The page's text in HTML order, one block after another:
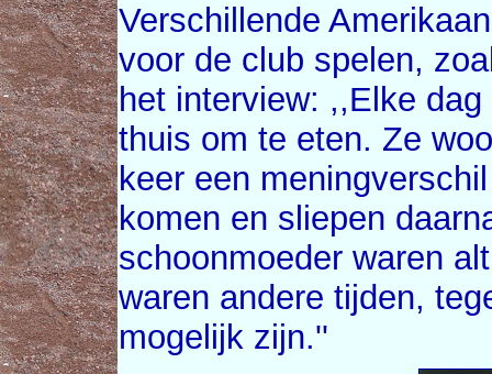
Verschillende
voor de club spelen,
het interview: ,,Elke
thuis om te eten. Ze
keer een
komen en sliepen
schoonmoeder waren
waren andere tijden,
mogelijk zijn.''